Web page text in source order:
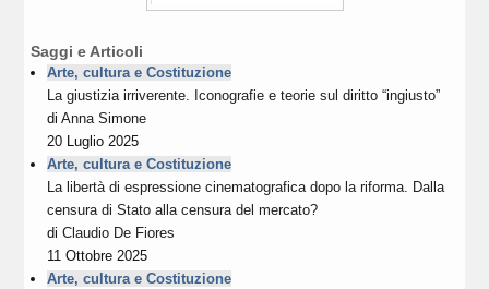
Saggi e Articoli
Arte, cultura e Costituzione
La giustizia irriverente. Iconografie e teorie sul diritto “ingiusto”
diAnna Simone
20 Luglio 2025
Arte, cultura e Costituzione
La libertà di espressione cinematografica dopo la riforma. Dalla
censura di Stato alla censura del mercato?
diClaudio De Fiores
11 Ottobre 2025
Arte, cultura e Costituzione